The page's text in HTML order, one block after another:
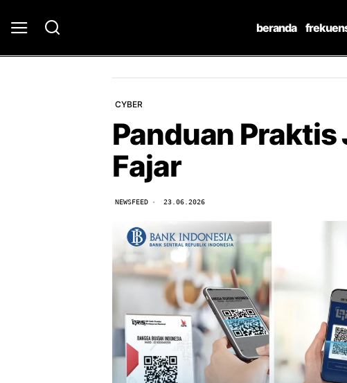
beranda
CYBER
Panduan
Fajar
NEWSFEED 23.06.2026